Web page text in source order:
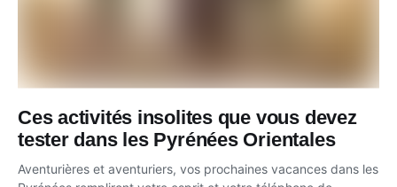
Ces activités insolites que vous devez
tester dans les Pyrénées Orientales
Aventurières et aventuriers, vos prochaines vacances dans les